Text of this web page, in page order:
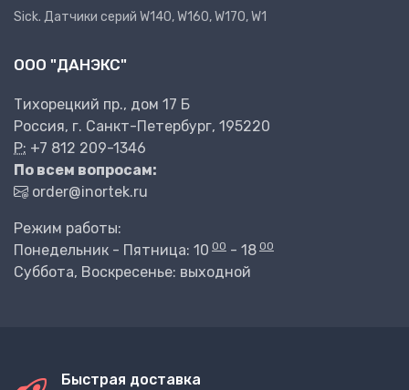
Sick. Датчики серий W140, W160, W170, W1
ООО "ДАНЭКС"
Тихорецкий пр., дом 17 Б
Россия, г. Санкт-Петербург, 195220
P: +7 812 209-1346
По всем вопросам:
order@inortek.ru
Режим работы:
Понедельник - Пятница: 10 00 - 18 00
Суббота, Воскресенье: выходной
Быстрая доставка